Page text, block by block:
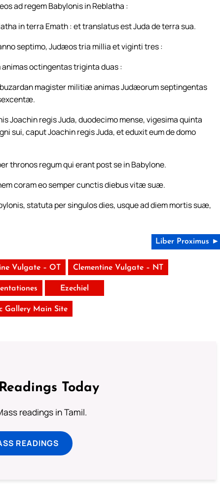
ad regem Babylonis in Reblatha :
in terra Emath : et translatus est Juda de terra sua.
septimo, Judæos tria millia et viginti tres :
octingentas triginta duas :
magister militiæ animas Judæorum septingentas
Joachin regis Juda, duodecimo mense, vigesima quinta
sui, caput Joachin regis Juda, et eduxit eum de domo
thronos regum qui erant post se in Babylone.
coram eo semper cunctis diebus vitæ suæ.
statuta per singulos dies, usque ad diem mortis suæ,
Liber Proximus ►
Vulgate – OT Clementine Vulgate – NT
Ezechiel
Gallery Main Site
Today
readings in Tamil.
READINGS